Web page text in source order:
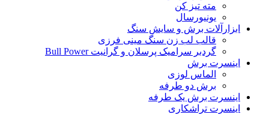
مته تیز کن
یونیورسال
ابزارآلات برش و سایش سنگ
قالب لب زن سنگ مینی فرزی
گردبر سرامیک پرسلان و گرانیت Bull Power
اینسرت برش
الماس لوزی
برش دو طرفه
اینسرت برش یک طرفه
اینسرت تراشکاری